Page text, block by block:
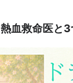
血救命医と